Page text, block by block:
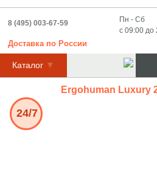
8 (495) 003-67-59
Доставка по России
Пн - Сб
с 09:00 до
Каталог
Ergohuman Luxury
24/7